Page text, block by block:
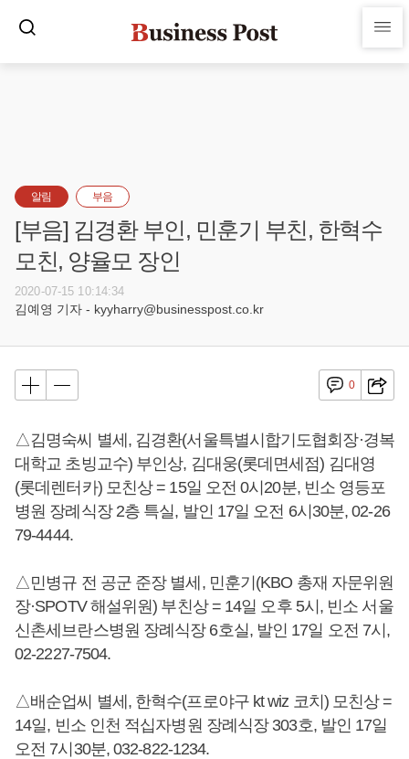
알림 부음
[부음] 김경환 부인, 민훈기 부친, 한혁수
모친, 양율모 장인
2020-07-15 10:14:34
김예영 기자 - kyyharry@businesspost.co.kr
0
△김명숙씨 별세, 김경환(서울특별시합기도협회장·경복
대학교 초빙교수) 부인상, 김대웅(롯데면세점) 김대영
(롯데렌터카) 모친상 = 15일 오전 0시20분, 빈소 영등포
병원 장례식장 2층 특실, 발인 17일 오전 6시30분, 02-26
79-4444.
△민병규 전 공군 준장 별세, 민훈기(KBO 총재 자문위원
장·SPOTV 해설위원) 부친상 = 14일 오후 5시, 빈소 서울
신촌세브란스병원 장례식장 6호실, 발인 17일 오전 7시,
02-2227-7504.
△배순업씨 별세, 한혁수(프로야구 kt wiz 코치) 모친상 =
14일, 빈소 인천 적십자병원 장례식장 303호, 발인 17일
오전 7시30분, 032-822-1234.